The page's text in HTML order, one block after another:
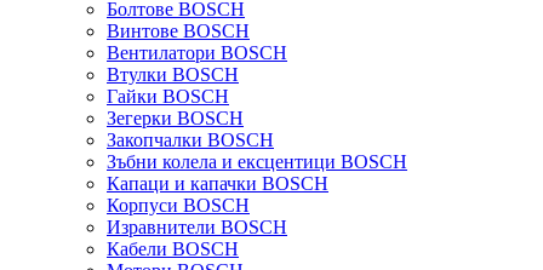
Болтове BOSCH
Винтове BOSCH
Вентилатори BOSCH
Втулки BOSCH
Гайки BOSCH
Зегерки BOSCH
Закопчалки BOSCH
Зъбни колела и ексцентици BOSCH
Капаци и капачки BOSCH
Корпуси BOSCH
Изравнители BOSCH
Кабели BOSCH